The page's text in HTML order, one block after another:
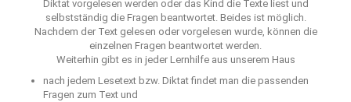
Diktat vorgelesen werden oder das Kind die Texte liest und
selbstständig die Fragen beantwortet. Beides ist möglich.
Nachdem der Text gelesen oder vorgelesen wurde, können die
einzelnen Fragen beantwortet werden.
Weiterhin gibt es in jeder Lernhilfe aus unserem Haus
nach jedem Lesetext bzw. Diktat findet man die passenden
Fragen zum Text und